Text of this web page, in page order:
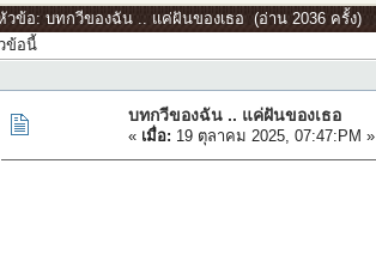
วข้อ: บทกวีของฉัน .. แค่ฝันของเธอ (อ่าน 2036 ครั้ง)
ข้อนี้
บทกวีของฉัน .. แค่ฝันของเธอ
« เมื่อ: 19 ตุลาคม 2025, 07:47:PM »